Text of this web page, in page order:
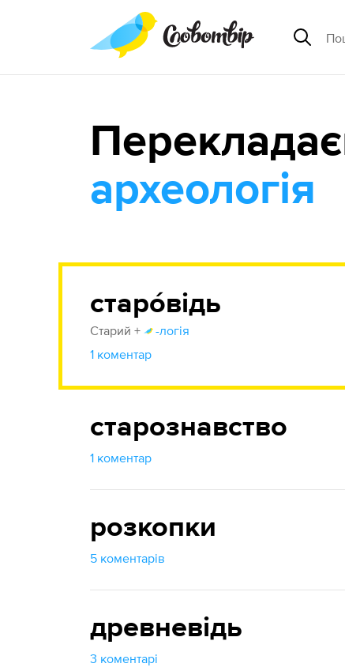
археологія
старóвідь
Старий +
-логія
1 коментар
старознавство
1 коментар
розкопки
5 коментарів
древневідь
3 коментарі